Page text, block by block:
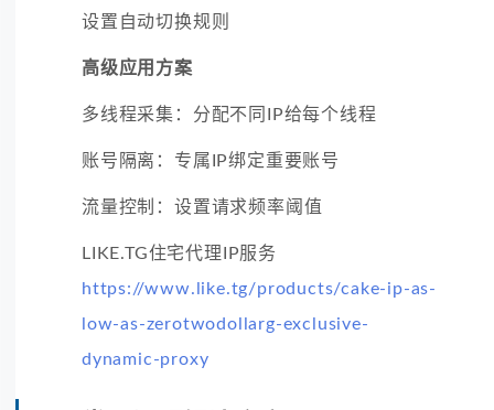
设置自动切换规则
高级应用方案
多线程采集：分配不同IP给每个线程
账号隔离：专属IP绑定重要账号
流量控制：设置请求频率阈值
LIKE.TG住宅代理IP服务
https://www.like.tg/products/cake-ip-as-
low-as-zerotwodollarg-exclusive-
dynamic-proxy